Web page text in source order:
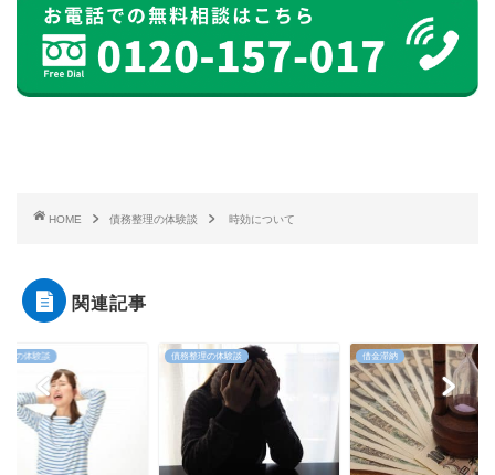
HOME 債務整理の体験談 時効について
関連記事
理の体験談 借金滞納 債務整理の体験談